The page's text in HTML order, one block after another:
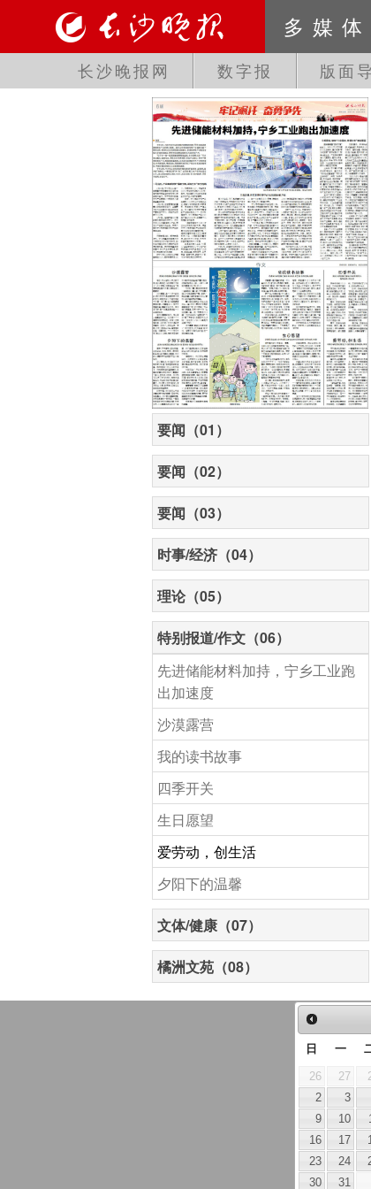
多媒
长沙晚报网 数字报 版面
要闻（01）
要闻（02）
要闻（03）
时事/经济（04）
理论（05）
特别报道/作文（06）
先进储能材料加持，宁乡工业跑
出加速度
沙漠露营
我的读书故事
四季开关
生日愿望
爱劳动，创生活
夕阳下的温馨
文体/健康（07）
橘洲文苑（08）
日 一
26 27
2
3
9
10
16
17
23
24
30
31